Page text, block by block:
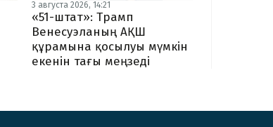
3 августа 2026, 14:21
«51-штат»: Трамп
Венесуэланың АҚШ
құрамына қосылуы мүмкін
екенін тағы меңзеді